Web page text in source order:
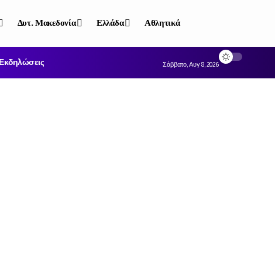
Δυτ. Μακεδονία Ελλάδα Αθλητικά
Εκδηλώσεις Σάββατο, Αυγ 8, 2026